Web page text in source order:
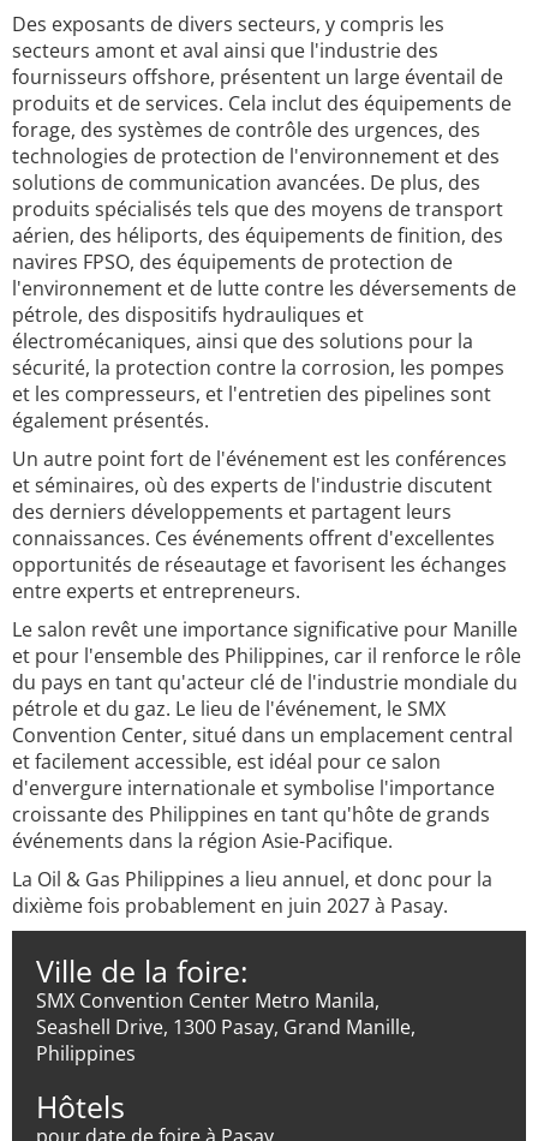
Des exposants de divers secteurs, y compris les
secteurs amont et aval ainsi que l'industrie des
fournisseurs offshore, présentent un large éventail de
produits et de services. Cela inclut des équipements de
forage, des systèmes de contrôle des urgences, des
technologies de protection de l'environnement et des
solutions de communication avancées. De plus, des
produits spécialisés tels que des moyens de transport
aérien, des héliports, des équipements de finition, des
navires FPSO, des équipements de protection de
l'environnement et de lutte contre les déversements de
pétrole, des dispositifs hydrauliques et
électromécaniques, ainsi que des solutions pour la
sécurité, la protection contre la corrosion, les pompes
et les compresseurs, et l'entretien des pipelines sont
également présentés.
Un autre point fort de l'événement est les conférences
et séminaires, où des experts de l'industrie discutent
des derniers développements et partagent leurs
connaissances. Ces événements offrent d'excellentes
opportunités de réseautage et favorisent les échanges
entre experts et entrepreneurs.
Le salon revêt une importance significative pour Manille
et pour l'ensemble des Philippines, car il renforce le rôle
du pays en tant qu'acteur clé de l'industrie mondiale du
pétrole et du gaz. Le lieu de l'événement, le SMX
Convention Center, situé dans un emplacement central
et facilement accessible, est idéal pour ce salon
d'envergure internationale et symbolise l'importance
croissante des Philippines en tant qu'hôte de grands
événements dans la région Asie-Pacifique.
La Oil & Gas Philippines a lieu annuel, et donc pour la
dixième fois probablement en juin 2027 à Pasay.
Ville de la foire:
SMX Convention Center Metro Manila,
Seashell Drive, 1300 Pasay, Grand Manille,
Philippines
Hôtels